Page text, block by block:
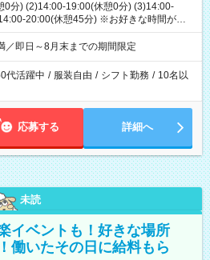
0分) (2)14:00-19:00(休憩0分) (3)14:00-
20:00(休憩45分) ※お好きな時間が選べ
／即日～8月末までの期間限定
代活躍中 / 服装自由 / シフト勤務 / 10名以
応募する 詳細へ
未読
イベントも！好きな場所
働いたその日に給料もら